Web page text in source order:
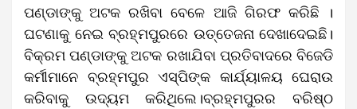
ପଣ୍ଡାଙ୍କୁ ଅଟକ ରଖିବା ବେଳେ ଆଜି ଗିରଫ କରିଛି ।
ଘଟଣାକୁ ନେଇ ବ୍ରହ୍ମପୁରରେ ଉତ୍ତେଜନା ଦେଖାଦେଇଛି।
ବିକ୍ରମ ପଣ୍ଡାଙ୍କୁ ଅଟକ ରଖାଯିବା ପ୍ରତିବାଦରେ ବିଜେଡି
କର୍ମୀମାନେ ବ୍ରହ୍ମପୁର ଏସ୍‌ପିଙ୍କ କାର୍ଯ୍ୟାଳୟ ଘେରାଉ
କରିବାକୁ ଉଦ୍ୟମ କରିଥିଲେ।ବ୍ରହ୍ମପୁରର ବରିଷ୍ଠ